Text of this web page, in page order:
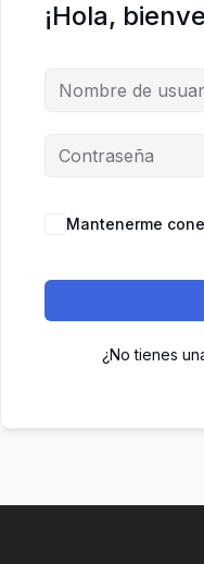
¡Hola,
Mantenerme
¿No tienes